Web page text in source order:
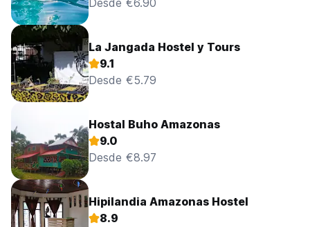
Desde €6.90
La Jangada Hostel y Tours
9.1
Desde €5.79
Hostal Buho Amazonas
9.0
Desde €8.97
Hipilandia Amazonas Hostel
8.9